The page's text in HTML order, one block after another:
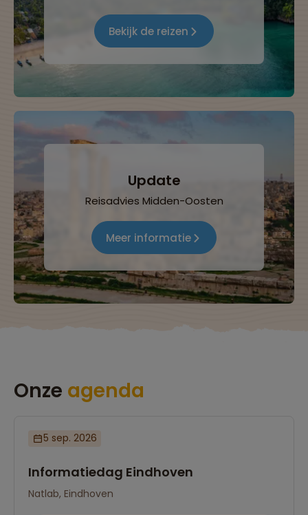
Bekijk de reizen
Update
Reisadvies Midden-Oosten
Meer informatie
Onze agenda
5 sep. 2026
Informatiedag Eindhoven
Natlab, Eindhoven